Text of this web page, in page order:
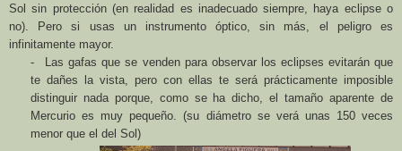
Sol sin protección (en realidad es inadecuado siempre, haya eclipse o
no). Pero si usas un instrumento óptico, sin más, el peligro es
infinitamente mayor.
-
Las gafas que se venden para observar los eclipses evitarán que
te dañes la vista, pero con ellas te será prácticamente imposible
distinguir nada porque, como se ha dicho, el tamaño aparente de
Mercurio es muy pequeño. (su diámetro se verá unas 150 veces
menor que el del Sol)